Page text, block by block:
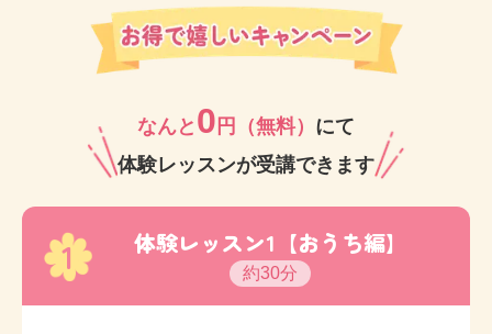
なんと 0 円（無料） にて
体験レッスンが受講できます
1 体験レッスン1【おうち編】
約30分